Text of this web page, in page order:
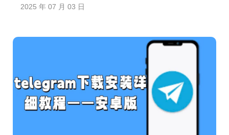
2025 年 07 月 03 日